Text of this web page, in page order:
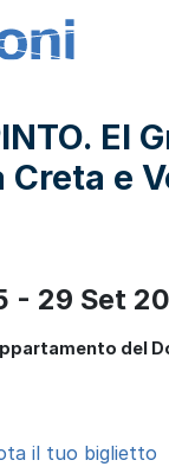
El
e
- 29 Set
del
il tuo biglietto